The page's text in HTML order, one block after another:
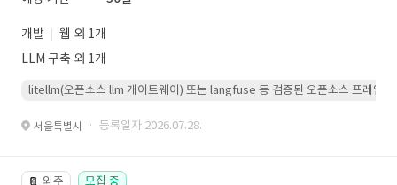
개발
웹 외 1개
LLM 구축 외 1개
litellm(오픈소스 llm 게이트웨이) 또는 langfuse 등 검증된 오픈소스 프레임워
서울특별시 · 등록일자 2026.07.28.
📔 외주 모집 중